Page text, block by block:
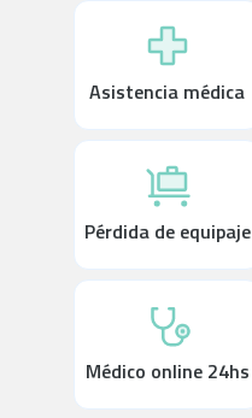
Asistencia médica
Pérdida de equipaje
Médico online 24hs